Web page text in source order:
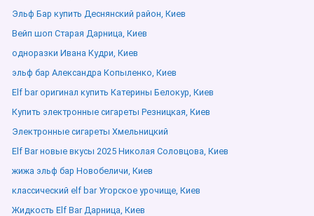
Эльф Бар купить Деснянский район, Киев
Вейп шоп Старая Дарница, Киев
одноразки Ивана Кудри, Киев
эльф бар Александра Копыленко, Киев
Elf bar оригинал купить Катерины Белокур, Киев
Купить электронные сигареты Резницкая, Киев
Электронные сигареты Хмельницкий
Elf Bar новые вкусы 2025 Николая Соловцова, Киев
жижа эльф бар Новобеличи, Киев
классический elf bar Угорское урочище, Киев
Жидкость Elf Bar Дарница, Киев